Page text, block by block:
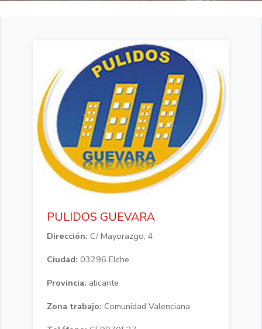
PULIDOS GUEVARA
Dirección: C/ Mayorazgo, 4
Ciudad: 03296 Elche
Provincia: alicante
Zona trabajo: Comunidad Valenciana